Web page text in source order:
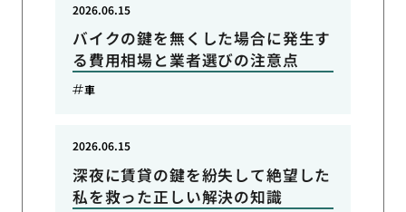
バイクの鍵を無くした場合に発生す
る費用相場と業者選びの注意点
2026.06.15
車
深夜に賃貸の鍵を紛失して絶望した
私を救った正しい解決の知識
2026.06.15